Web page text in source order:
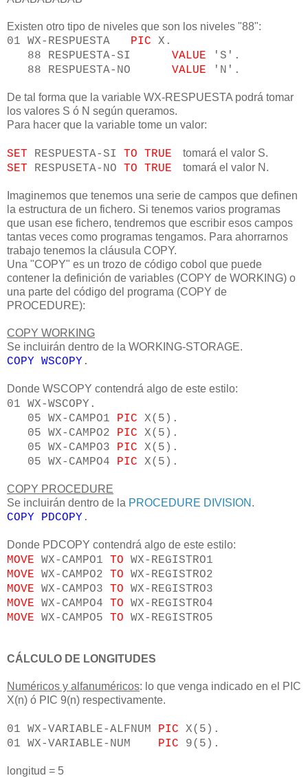
Existen otro tipo de niveles que son los niveles "88":
01 WX-RESPUESTA PIC X.
88 RESPUESTA-SI VALUE 'S'.
88 RESPUESTA-NO VALUE 'N'.
De tal forma que la variable WX-RESPUESTA podrá tomar
los valores S ó N según queramos.
Para hacer que la variable tome un valor:
SET RESPUESTA-SI TO TRUE tomará el valor S.
SET RESPUSETA-NO TO TRUE tomará el valor N.
Imaginemos que tenemos una serie de campos que definen
la estructura de un fichero. Si tenemos varios programas
que usan ese fichero, tendremos que escribir esos campos
tantas veces como programas tengamos. Para ahorrarnos
trabajo tenemos la cláusula COPY.
Una "COPY" es un trozo de código cobol que puede
contener la definición de variables (COPY de WORKING) o
una parte del código del programa (COPY de
PROCEDURE):
COPY WORKING
Se incluirán dentro de la WORKING-STORAGE.
COPY WSCOPY .
Donde WSCOPY contendrá algo de este estilo:
01 WX-WSCOPY.
05 WX-CAMPO1 PIC X(5).
05 WX-CAMPO2 PIC X(5).
05 WX-CAMPO3 PIC X(5).
05 WX-CAMPO4 PIC X(5).
COPY PROCEDURE
Se incluirán dentro de la PROCEDURE DIVISION .
COPY PDCOPY .
Donde PDCOPY contendrá algo de este estilo:
MOVE WX-CAMPO1 TO WX-REGISTRO1
MOVE WX-CAMPO2 TO WX-REGISTRO2
MOVE WX-CAMPO3 TO WX-REGISTRO3
MOVE WX-CAMPO4 TO WX-REGISTRO4
MOVE WX-CAMPO5 TO WX-REGISTRO5
CÁLCULO DE LONGITUDES
Numéricos y alfanuméricos: lo que venga indicado en el PIC
X(n) ó PIC 9(n) respectivamente.
01 WX-VARIABLE-ALFNUM PIC X(5).
01 WX-VARIABLE-NUM PIC 9(5).
longitud = 5